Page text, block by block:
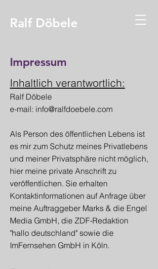
Ralf Döbele
Impressum
Inhaltlich verantwortlich:
Ralf Döbele
e-mail: info@ralfdoebele.com
Als Person des öffentlichen Lebens ist
es mir zum Schutz meines Privatlebens
und meiner Privatsphäre nicht möglich,
hier meine private Anschrift zu
veröffentlichen. Sie erhalten
Kontaktinformationen auf Anfrage über
meine Auftraggeber Marks & die Engel
Media GmbH, die ZDF-Redaktion
"hallo deutschland" sowie die
ImFernsehen GmbH in Köln.